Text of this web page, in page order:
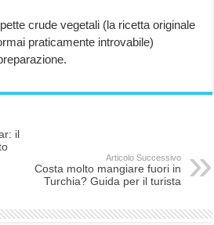
crude vegetali (la ricetta originale
praticamente introvabile)
il
Articolo Successivo
Costa molto mangiare fuori in
Turchia? Guida per il turista